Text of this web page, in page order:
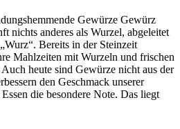
Gewürze Gewürz
nichts anderes als Wurzel, abgeleitet
Bereits in der Steinzeit
Mahlzeiten mit Wurzeln und frischen
heute sind Gewürze nicht aus der
den Geschmack unserer
die besondere Note. Das liegt